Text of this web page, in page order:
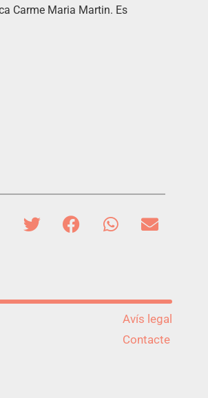
Carme Maria Martin. Es
Avís legal
Contacte